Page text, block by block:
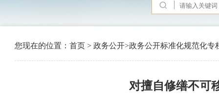
您现在的位置： 首页 > 政务公开>政务公开标准化规范化专
对擅自修缮不可